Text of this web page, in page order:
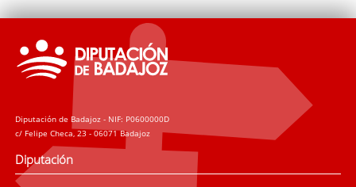
Diputación de Badajoz - NIF: P0600000D
c/ Felipe Checa, 23 - 06071 Badajoz
Diputación